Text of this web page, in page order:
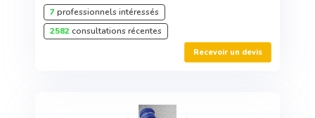
7professionnels intéressés
2582consultations récentes
Recevoir un devis